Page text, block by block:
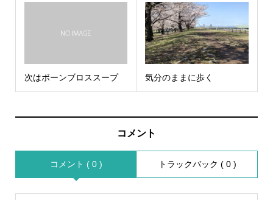
次はボーンブロススープ 気分のままに歩く
コメント
コメント ( 0 ) トラックバック ( 0 )